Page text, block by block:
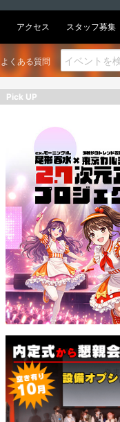
アクセス スタッフ募集
よくある質問
Pick UP